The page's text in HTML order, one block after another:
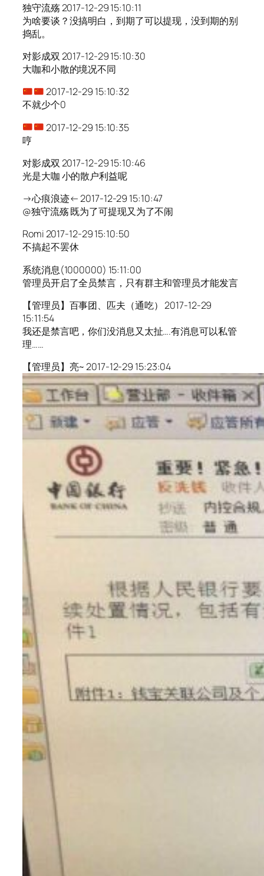
独守流殇 2017-12-29 15:10:11
为啥要谈？没搞明白，到期了可以提现，没到期的别
捣乱。
对影成双 2017-12-29 15:10:30
大咖和小散的境况不同
2017-12-29 15:10:32
不就少个0
2017-12-29 15:10:35
哼
对影成双 2017-12-29 15:10:46
光是大咖 小的散户利益呢
→心痕浪迹← 2017-12-29 15:10:47
@独守流殇 既为了可提现又为了不闹
Romi 2017-12-29 15:10:50
不搞起不罢休
系统消息(1000000) 15:11:00
管理员开启了全员禁言，只有群主和管理员才能发言
【管理员】百事团、匹夫（通吃） 2017-12-29
15:11:54
我还是禁言吧，你们没消息又太扯….有消息可以私管
理……
【管理员】亮~ 2017-12-29 15:23:04